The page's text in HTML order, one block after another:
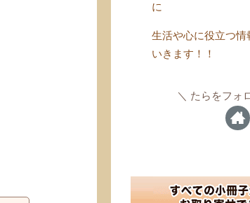
に
生活や心に役立つ情
いきます！！
たらをフォ